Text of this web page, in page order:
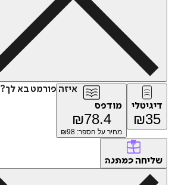
איזה פורמט בא לך?
דיגיטלי
₪35
מודפס
₪78.4
מחיר על הספר: ₪ 98
שליחה כמתנה